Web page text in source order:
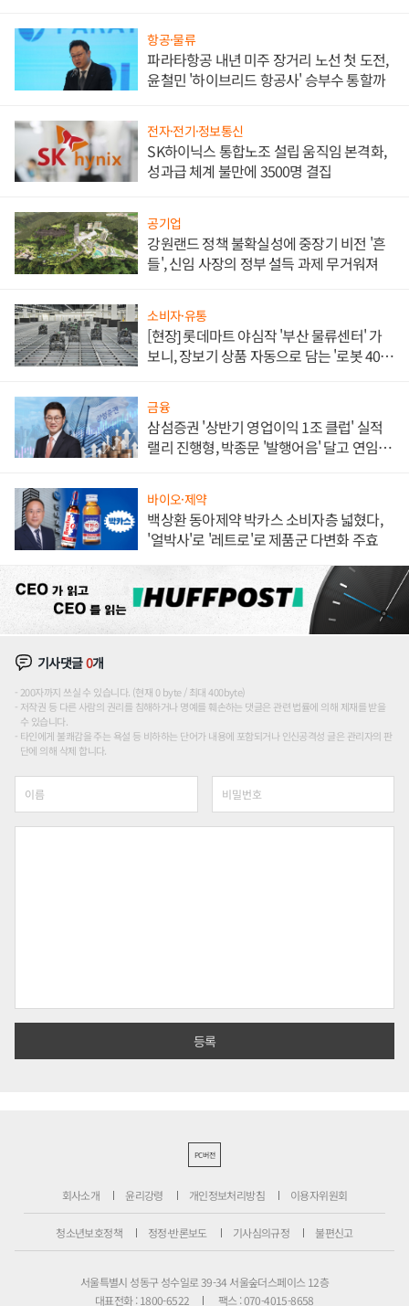
항공·물류
파라타항공 내년 미주 장거리 노선 첫 도전,
윤철민 '하이브리드 항공사' 승부수 통할까
전자·전기·정보통신
SK하이닉스 통합노조 설립 움직임 본격화,
성과급 체계 불만에 3500명 결집
공기업
강원랜드 정책 불확실성에 중장기 비전 '흔
들', 신임 사장의 정부 설득 과제 무거워져
소비자·유통
[현장] 롯데마트 야심작 '부산 물류센터' 가
보니, 장보기 상품 자동으로 담는 '로봇 400
금융
삼섬증권 '상반기 영업이익 1조 클럽' 실적
랠리 진행형, 박종문 '발행어음' 달고 연임 향
바이오·제약
백상환 동아제약 박카스 소비자층 넓혔다,
'얼박사'로 '레트로'로 제품군 다변화 주효
기사댓글0개
200자까지 쓰실 수 있습니다. (현재 0 byte / 최대 400byte)
저작권 등 다른 사람의 권리를 침해하거나 명예를 훼손하는 댓글은 관련 법률에 의해 제재를 받을
수 있습니다.
타인에게 불쾌감을 주는 욕설 등 비하하는 단어가 내용에 포함되거나 인신공격성 글은 관리자의 판
단에 의해 삭제 합니다.
PC버전
회사소개 윤리강령 개인정보처리방침 이용자위원회
청소년보호정책 정정·반론보도 기사심의규정 불편신고
서울특별시 성동구 성수일로 39-34 서울숲더스페이스 12층
대표전화 : 1800-6522
팩스 : 070-4015-8658